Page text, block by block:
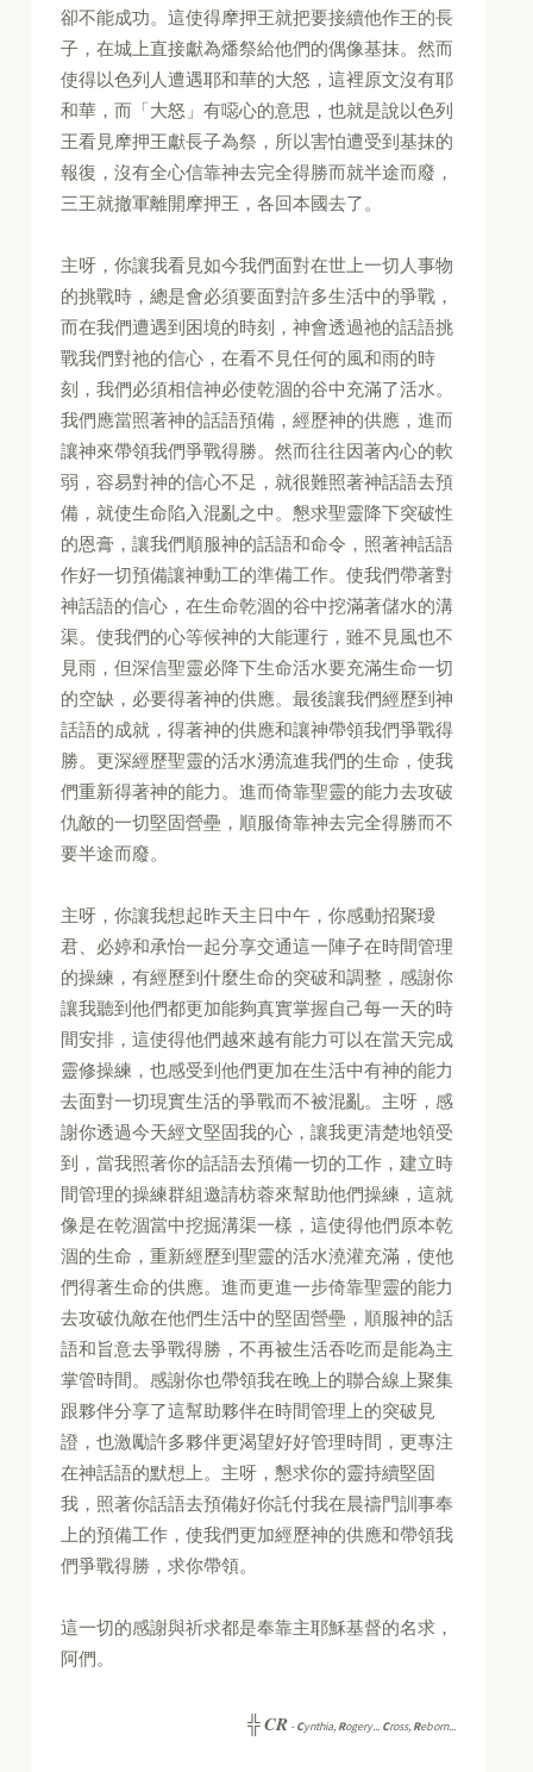
卻不能成功。這使得摩押王就把要接續他作王的長
子，在城上直接獻為燔祭給他們的偶像基抹。然而
使得以色列人遭遇耶和華的大怒，這裡原文沒有耶
和華，而「大怒」有噁心的意思，也就是說以色列
王看見摩押王獻長子為祭，所以害怕遭受到基抹的
報復，沒有全心信靠神去完全得勝而就半途而廢，
三王就撤軍離開摩押王，各回本國去了。
主呀，你讓我看見如今我們面對在世上一切人事物
的挑戰時，總是會必須要面對許多生活中的爭戰，
而在我們遭遇到困境的時刻，神會透過祂的話語挑
戰我們對祂的信心，在看不見任何的風和雨的時
刻，我們必須相信神必使乾涸的谷中充滿了活水。
我們應當照著神的話語預備，經歷神的供應，進而
讓神來帶領我們爭戰得勝。然而往往因著內心的軟
弱，容易對神的信心不足，就很難照著神話語去預
備，就使生命陷入混亂之中。懇求聖靈降下突破性
的恩膏，讓我們順服神的話語和命令，照著神話語
作好一切預備讓神動工的準備工作。使我們帶著對
神話語的信心，在生命乾涸的谷中挖滿著儲水的溝
渠。使我們的心等候神的大能運行，雖不見風也不
見雨，但深信聖靈必降下生命活水要充滿生命一切
的空缺，必要得著神的供應。最後讓我們經歷到神
話語的成就，得著神的供應和讓神帶領我們爭戰得
勝。更深經歷聖靈的活水湧流進我們的生命，使我
們重新得著神的能力。進而倚靠聖靈的能力去攻破
仇敵的一切堅固營壘，順服倚靠神去完全得勝而不
要半途而廢。
主呀，你讓我想起昨天主日中午，你感動招聚璦
君、必婷和承怡一起分享交通這一陣子在時間管理
的操練，有經歷到什麼生命的突破和調整，感謝你
讓我聽到他們都更加能夠真實掌握自己每一天的時
間安排，這使得他們越來越有能力可以在當天完成
靈修操練，也感受到他們更加在生活中有神的能力
去面對一切現實生活的爭戰而不被混亂。主呀，感
謝你透過今天經文堅固我的心，讓我更清楚地領受
到，當我照著你的話語去預備一切的工作，建立時
間管理的操練群組邀請枋蓉來幫助他們操練，這就
像是在乾涸當中挖掘溝渠一樣，這使得他們原本乾
涸的生命，重新經歷到聖靈的活水澆灌充滿，使他
們得著生命的供應。進而更進一步倚靠聖靈的能力
去攻破仇敵在他們生活中的堅固營壘，順服神的話
語和旨意去爭戰得勝，不再被生活吞吃而是能為主
掌管時間。感謝你也帶領我在晚上的聯合線上聚集
跟夥伴分享了這幫助夥伴在時間管理上的突破見
證，也激勵許多夥伴更渴望好好管理時間，更專注
在神話語的默想上。主呀，懇求你的靈持續堅固
我，照著你話語去預備好你託付我在晨禱門訓事奉
上的預備工作，使我們更加經歷神的供應和帶領我
們爭戰得勝，求你帶領。
這一切的感謝與祈求都是奉靠主耶穌基督的名求，
阿們。
╬CR -Cynthia, Rogery... Cross, Reborn...